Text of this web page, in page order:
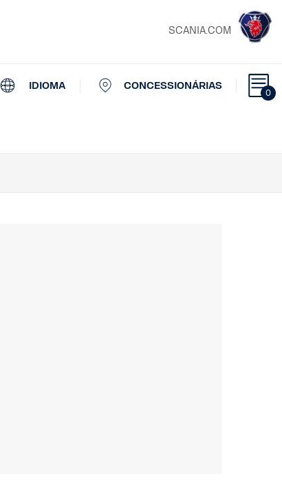
SCANIA.COM
0
IDIOMA CONCESSIONÁRIAS